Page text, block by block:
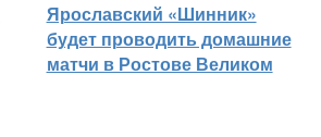
Ярославский «Шинник»
будет проводить домашние
матчи в Ростове Великом